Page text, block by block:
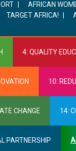
AFRICAN
TARGET AFRICA!
4: QUALITY
10:
CHANGE 14:
PARTNERSHIP